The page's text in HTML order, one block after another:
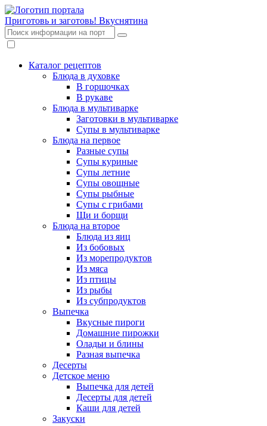
Приготовь и заготовь! Вкуснятина
Каталог рецептов
Блюда в духовке
В горшочках
В рукаве
Блюда в мультиварке
Заготовки в мультиварке
Супы в мультиварке
Блюда на первое
Разные супы
Супы куриные
Супы летние
Супы овощные
Супы рыбные
Супы с грибами
Щи и борщи
Блюда на второе
Блюда из яиц
Из бобовых
Из морепродуктов
Из мяса
Из птицы
Из рыбы
Из субпродуктов
Выпечка
Вкусные пироги
Домашние пирожки
Оладьи и блины
Разная выпечка
Десерты
Детское меню
Выпечка для детей
Десерты для детей
Каши для детей
Закуски